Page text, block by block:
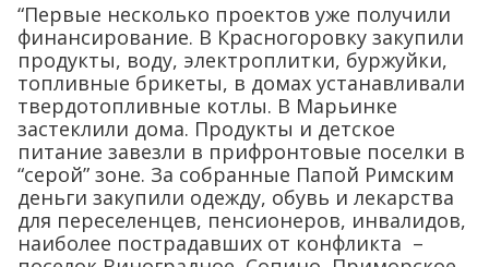
“Первые несколько проектов уже получили
финансирование. В Красногоровку закупили
продукты, воду, электроплитки, буржуйки,
топливные брикеты, в домах устанавливали
твердотопливные котлы. В Марьинке
застеклили дома. Продукты и детское
питание завезли в прифронтовые поселки в
“серой” зоне. За собранные Папой Римским
деньги закупили одежду, обувь и лекарства
для переселенцев, пенсионеров, инвалидов,
наиболее пострадавших от конфликта –